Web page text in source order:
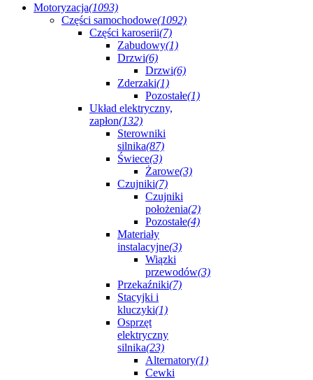
Motoryzacja(1093)
Części samochodowe(1092)
Części karoserii(7)
Zabudowy(1)
Drzwi(6)
Drzwi(6)
Zderzaki(1)
Pozostałe(1)
Układ elektryczny,
zapłon(132)
Sterowniki
silnika(87)
Świece(3)
Żarowe(3)
Czujniki(7)
Czujniki
położenia(2)
Pozostałe(4)
Materiały
instalacyjne(3)
Wiązki
przewodów(3)
Przekaźniki(7)
Stacyjki i
kluczyki(1)
Osprzęt
elektryczny
silnika(23)
Alternatory(1)
Cewki